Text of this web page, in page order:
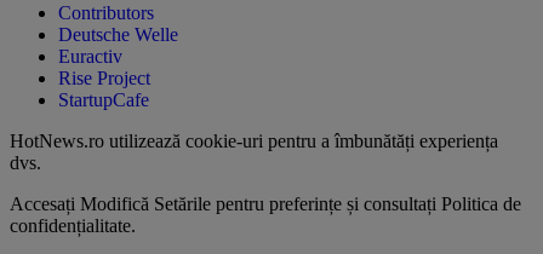
Contributors
Deutsche Welle
Euractiv
Rise Project
StartupCafe
HotNews.ro utilizează cookie-uri pentru a îmbunătăți experiența
dvs.
Accesați Modifică Setările pentru preferințe și consultați Politica de
confidențialitate.